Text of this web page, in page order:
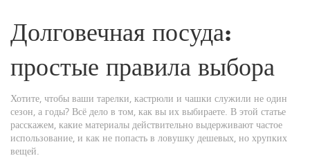
Долговечная посуда:
простые правила выбора
Хотите, чтобы ваши тарелки, кастрюли и чашки служили не один
сезон, а годы? Всё дело в том, как вы их выбираете. В этой статье
расскажем, какие материалы действительно выдерживают частое
использование, и как не попасть в ловушку дешевых, но хрупких
вещей.